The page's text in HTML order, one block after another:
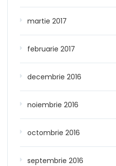
martie 2017
februarie 2017
decembrie 2016
noiembrie 2016
octombrie 2016
septembrie 2016